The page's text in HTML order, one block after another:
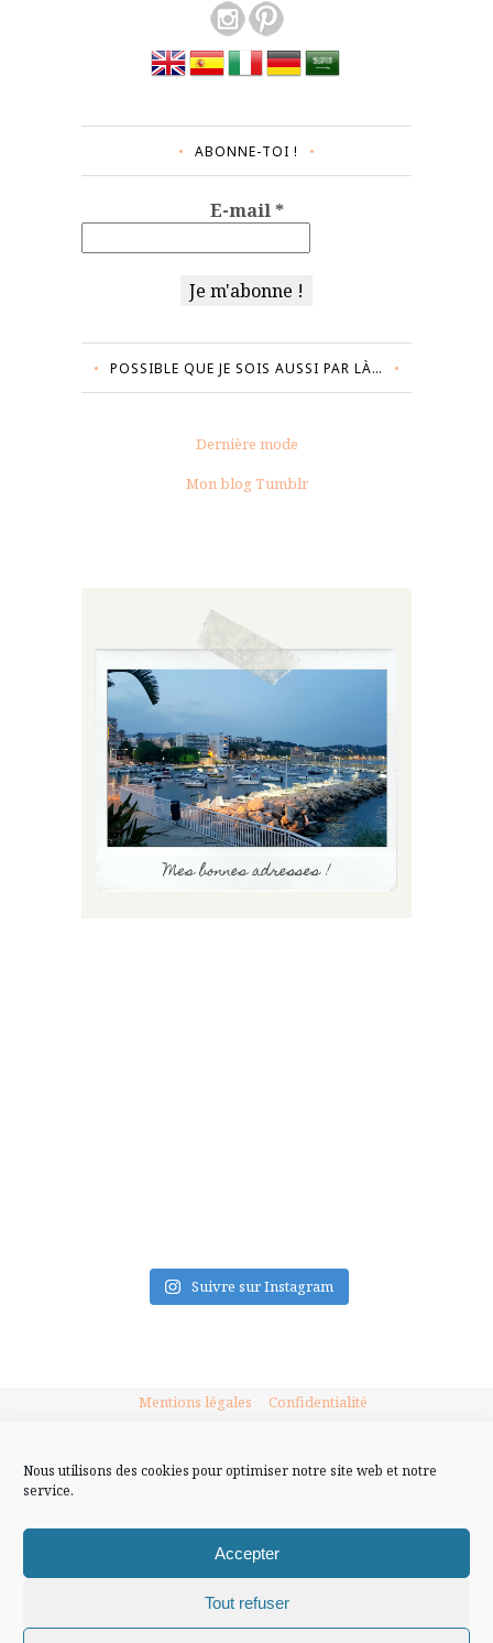
Nous utilisons des cookies pour optimiser notre site web et notre
service.
Accepter
Tout refuser
ABONNE-TOI !
E-mail*
POSSIBLE QUE JE SOIS AUSSI PAR LÀ…
Dernière mode
Mon blog Tumblr
Suivre sur Instagram
Mentions légales Confidentialité